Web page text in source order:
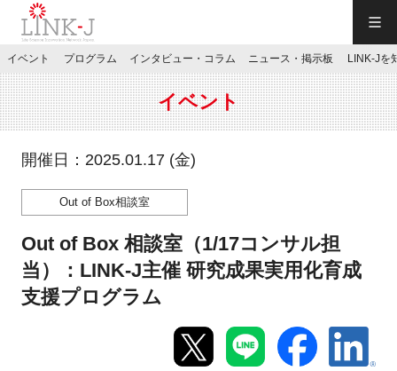
JP／EN
特別会員専用メニュー
施設ご予約
イベント プログラム インタビュー・コラム ニュース・掲示板 LINK-Jを
イベント
開催日：2025.01.17 (金)
Out of Box相談室
Out of Box 相談室（1/17コンサル担
当）：LINK-J主催 研究成果実用化育成
支援プログラム